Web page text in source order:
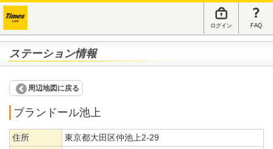
ログイン FAQ
ステーション情報
周辺地図に戻る
ブランドール池上
住所 東京都大田区仲池上2-29